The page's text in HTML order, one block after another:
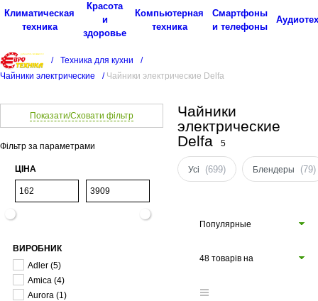
Климатическая
техника
Красота
и
здоровье
Компьютерная
техника
Смартфоны
и телефоны
/ Техника для кухни
/
Чайники электрические
/ Чайники электрические Delfa
Показати/Сховати фільтр
Фільтр за параметрами
ЦІНА
ВИРОБНИК
Adler (5)
Amica (4)
Aurora (1)
Чайники
электрические
Delfa
5
Усі (699) Блендеры (79)
Популярные
48 товарів на